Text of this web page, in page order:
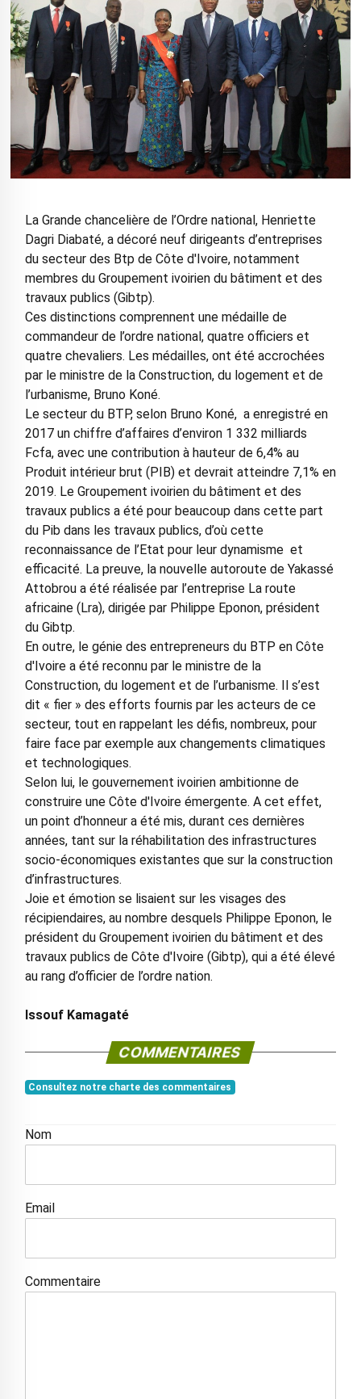
La Grande chancelière de l’Ordre national, Henriette
Dagri Diabaté, a décoré neuf dirigeants d’entreprises
du secteur des Btp de Côte d'Ivoire, notamment
membres du Groupement ivoirien du bâtiment et des
travaux publics (Gibtp).
Ces distinctions comprennent une médaille de
commandeur de l’ordre national, quatre officiers et
quatre chevaliers. Les médailles, ont été accrochées
par le ministre de la Construction, du logement et de
l’urbanisme, Bruno Koné.
Le secteur du BTP, selon Bruno Koné, a enregistré en
2017 un chiffre d’affaires d’environ 1 332 milliards
Fcfa, avec une contribution à hauteur de 6,4% au
Produit intérieur brut (PIB) et devrait atteindre 7,1% en
2019. Le Groupement ivoirien du bâtiment et des
travaux publics a été pour beaucoup dans cette part
du Pib dans les travaux publics, d’où cette
reconnaissance de l’Etat pour leur dynamisme et
efficacité. La preuve, la nouvelle autoroute de Yakassé
Attobrou a été réalisée par l’entreprise La route
africaine (Lra), dirigée par Philippe Eponon, président
du Gibtp.
En outre, le génie des entrepreneurs du BTP en Côte
d'Ivoire a été reconnu par le ministre de la
Construction, du logement et de l’urbanisme. Il s’est
dit « fier » des efforts fournis par les acteurs de ce
secteur, tout en rappelant les défis, nombreux, pour
faire face par exemple aux changements climatiques
et technologiques.
Selon lui, le gouvernement ivoirien ambitionne de
construire une Côte d'Ivoire émergente. A cet effet,
un point d’honneur a été mis, durant ces dernières
années, tant sur la réhabilitation des infrastructures
socio-économiques existantes que sur la construction
d’infrastructures.
Joie et émotion se lisaient sur les visages des
récipiendaires, au nombre desquels Philippe Eponon, le
président du Groupement ivoirien du bâtiment et des
travaux publics de Côte d'Ivoire (Gibtp), qui a été élevé
au rang d’officier de l’ordre nation.
Issouf Kamagaté
COMMENTAIRES
Consultez notre charte des commentaires
Nom
Email
Commentaire